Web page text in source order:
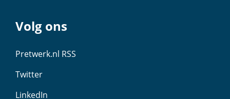
Volg ons
Pretwerk.nl RSS
Twitter
LinkedIn